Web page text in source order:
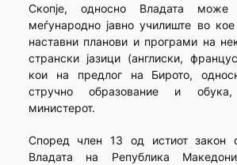
Скопје, односно Владата
меѓународно јавно училиште во
наставни планови и програми на
странски јазици (англиски,
кои на предлог на Бирото,
стручно образование и
министерот.
Според член 13 од истиот закон
Владата на Република